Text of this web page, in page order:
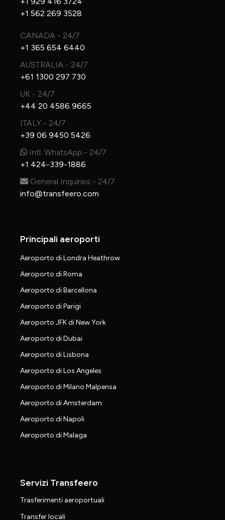
+1 562 269 3528
CANADA - 24/7
+1 365 654 6440
AUSTRALIA - 24/7
+61 1300 297 730
UK - 24/7
+44 20 4586 9665
ITALY - 24/7
+39 06 9450 5426
Intl. WhatsApp - 24/7
+1 424-339-1886
General Inquiries - 24/7
info@transfeero.com
Principali aeroporti
Aeroporto di Londra Heathrow
Aeroporto di Roma
Aeroporto di Barcellona
Aeroporto di Parigi
Aeroporto JFK di New York
Aeroporto di Dubai
Aeroporto di Lisbona
Aeroporto di Los Angeles
Aeroporto di Milano Malpensa
Aeroporto di Amsterdam
Aeroporto di Napoli
Aeroporto di Malaga
Servizi Transfeero
Trasferimenti aeroportuali
Transfer locali